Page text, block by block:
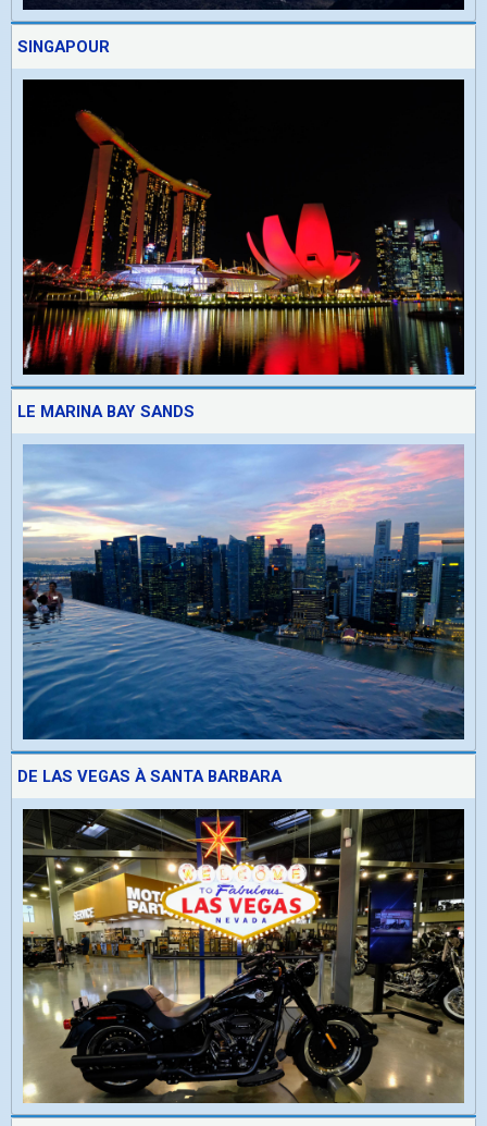
SINGAPOUR
LE MARINA BAY SANDS
DE LAS VEGAS À SANTA BARBARA